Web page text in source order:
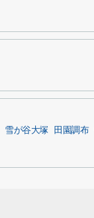
雪が谷大塚 田園調布